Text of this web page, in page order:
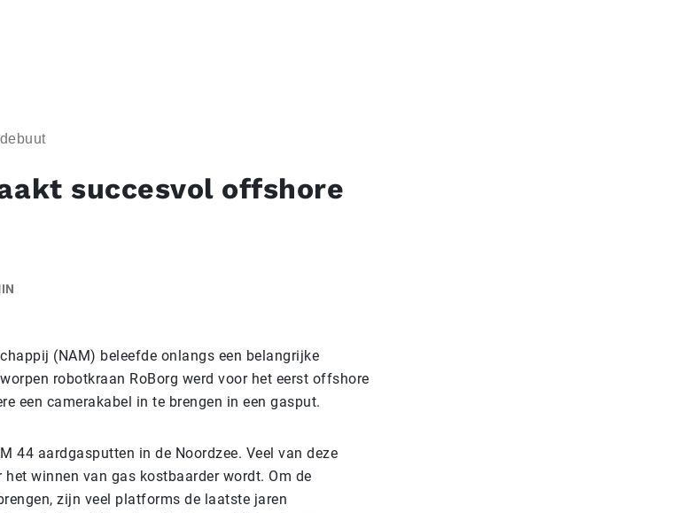
succesvol offshore
(NAM) beleefde onlangs een belangrijke
robotkraan RoBorg werd voor het eerst offshore
een camerakabel in te brengen in een gasput.
44 aardgasputten in de Noordzee. Veel van deze
winnen van gas kostbaarder wordt. Om de
zijn veel platforms de laatste jaren